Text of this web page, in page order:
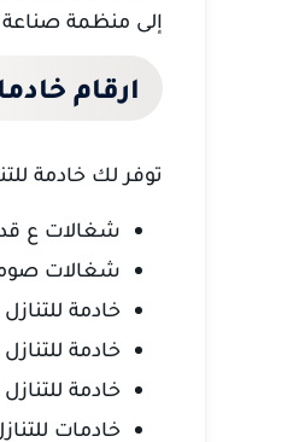
إلى منظمة صناعة
ارقام
توفر لك خادمة
شغالات ع
شغالات
خادمة
خادمة
خادمة
خادمات للتنازل